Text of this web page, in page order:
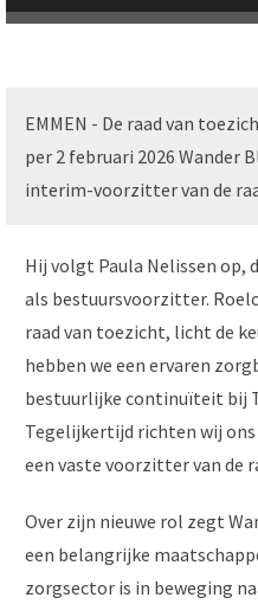
EMMEN - De raad van
per 2 februari 2026 Wander
interim-voorzitter van de
Hij volgt Paula Nelissen op,
als bestuursvoorzitter.
raad van toezicht, licht de
hebben we een ervaren
bestuurlijke continuïteit bij
Tegelijkertijd richten wij ons
een vaste voorzitter van de
Over zijn nieuwe rol zegt
een belangrijke
zorgsector is in beweging